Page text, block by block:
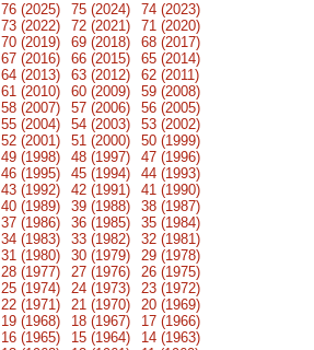
76 (2025) 75 (2024)
74 (2023)
73 (2022)
72 (2021)
71 (2020)
70 (2019)
69 (2018)
68 (2017)
67 (2016)
66 (2015)
65 (2014)
64 (2013)
63 (2012)
62 (2011)
61 (2010)
60 (2009)
59 (2008)
58 (2007)
57 (2006)
56 (2005)
55 (2004)
54 (2003)
53 (2002)
52 (2001)
51 (2000)
50 (1999)
49 (1998)
48 (1997)
47 (1996)
46 (1995)
45 (1994)
44 (1993)
43 (1992)
42 (1991)
41 (1990)
40 (1989)
39 (1988)
38 (1987)
37 (1986)
36 (1985)
35 (1984)
34 (1983)
33 (1982)
32 (1981)
31 (1980)
30 (1979)
29 (1978)
28 (1977)
27 (1976)
26 (1975)
25 (1974)
24 (1973)
23 (1972)
22 (1971)
21 (1970)
20 (1969)
19 (1968)
18 (1967)
17 (1966)
16 (1965)
15 (1964)
14 (1963)